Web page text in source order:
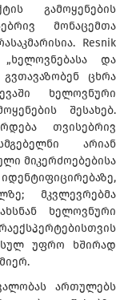
გამოყენების
მონაცემთა
Resnik
და
ცხრა
ხელოვნური
შესახებ.
თვისებრივ
არიან
მიკერძოებებისა
მკვლევრებმა
ხელოვნური
სულ უფრო ხშირად
ართულებს